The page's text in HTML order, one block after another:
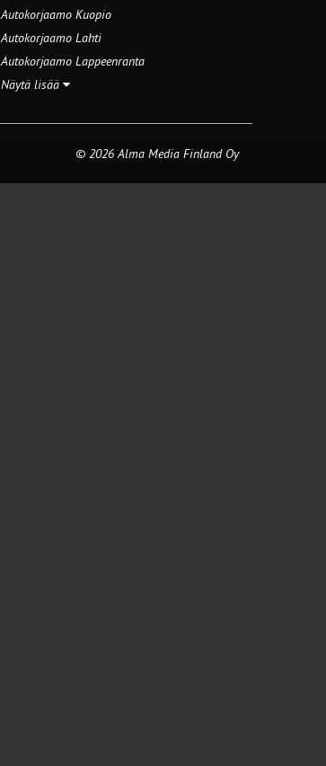
Autokorjaamo Kuopio
Autokorjaamo Lahti
Autokorjaamo Lappeenranta
Näytä lisää
© 2026 Alma Media Finland Oy